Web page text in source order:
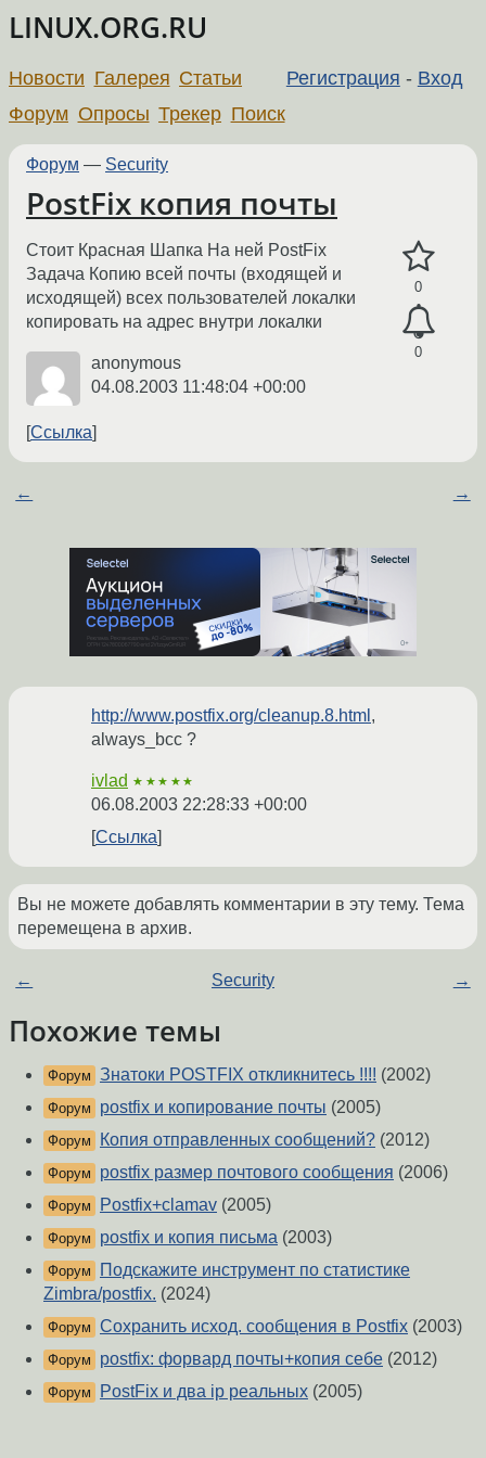
LINUX.ORG.RU
Регистрация - Вход
Новости Галерея Статьи
Форум Опросы Трекер Поиск
Форум — Security
PostFix копия почты
0
0
Стоит Красная Шапка На ней PostFix
Задача Копию всей почты (входящей и
исходящей) всех пользователей локалки
копировать на адрес внутри локалки
anonymous
04.08.2003 11:48:04 +00:00
Ссылка
← →
http://www.postfix.org/cleanup.8.html ,
always_bcc ?
ivlad ★★★★★
06.08.2003 22:28:33 +00:00
Ссылка
Вы не можете добавлять комментарии в эту тему. Тема
перемещена в архив.
← Security →
Похожие темы
Форум Знатоки POSTFIX откликнитесь !!!! (2002)
Форум postfix и копирование почты (2005)
Форум Копия отправленных сообщений? (2012)
Форум postfix размер почтового сообщения (2006)
Форум Postfix+clamav (2005)
Форум postfix и копия письма (2003)
Форум
Подскажите инструмент по статистике
Zimbra/postfix. (2024)
Форум Сохранить исход. сообщения в Postfix (2003)
Форум postfix: форвард почты+копия себе (2012)
Форум PostFix и два ip реальных (2005)